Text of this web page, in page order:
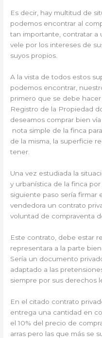
Es decir, hay multitud de
podemos encontrar al
tan importante, contratar a
vele por los intereses de
suyos propios.
A la vista de todos estos
podemos encontrar,
primero que se debe
Registro de la Propiedad
deseamos comprar bien
nota simple de la finca
de la misma, la superficie
tener.
Una vez estudiada la
y urbanística de la finca
siguiente paso sería firmar
vendedora un contrato
voluntad de compraventa
Este contrato, debe estar
representara a la parte
Sería un documento
adaptado a las
siempre por sus derechos
En el citado contrato
entrega una cantidad en
el 10% del precio de
arras pero las que más se